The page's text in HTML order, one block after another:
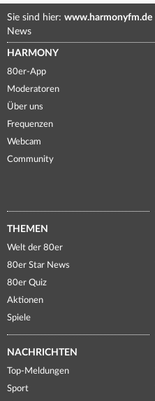
Sie sind hier: www.harmonyfm.de
News
HARMONY
80er-App
Moderatoren
Über uns
Frequenzen
Webcam
Community
THEMEN
Welt der 80er
80er Star News
80er Quiz
Aktionen
Spiele
NACHRICHTEN
Top-Meldungen
Sport